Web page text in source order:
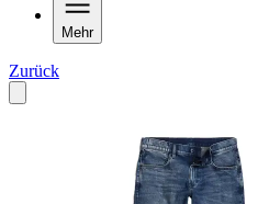
Mehr
Zurück